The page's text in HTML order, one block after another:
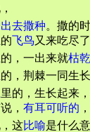
出去撒种。撒的
飞鸟又来吃尽了
，一出来就枯乾
，荆棘一同生
里的，生长起来，
， 有耳可听的
这比喻是什么